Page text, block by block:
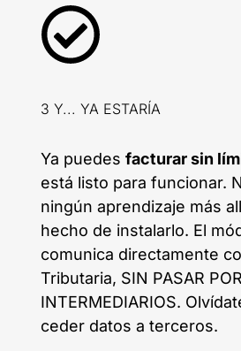
3 Y... YA ESTARÍA
Ya puedes facturar sin
está listo para funcionar.
ningún aprendizaje más
hecho de instalarlo. El
comunica directamente
Tributaria, SIN PASAR POR
INTERMEDIARIOS.
ceder datos a terceros.